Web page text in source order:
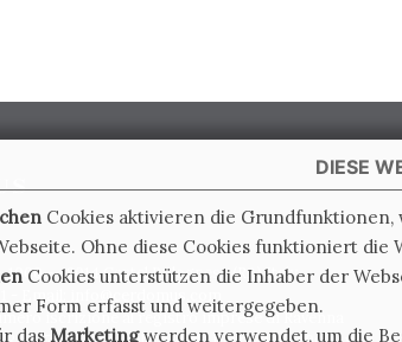
- 48014 Castel Bolognese (RA) Italy
- Email: info@cerdomus.com
iscrizione al registro imprese di Ravenna
DIESE
Cookies aktivieren die Grundfunktionen,
Ohne diese Cookies funktioniert die
Cookies unterstützen die Inhaber der
Form erfasst und weitergegeben.
das Marketingwerden verwendet, um die